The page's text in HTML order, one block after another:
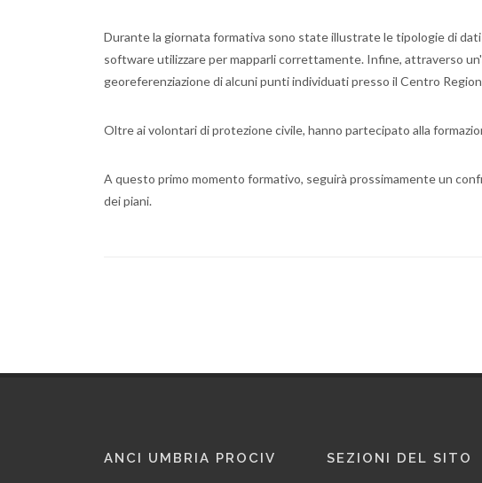
Durante la giornata formativa sono state illustrate le tipologie di
software utilizzare per mapparli correttamente. Infine, attraverso
georeferenziazione di alcuni punti individuati presso il Centro
Oltre ai volontari di protezione civile, hanno partecipato alla
A questo primo momento formativo, seguirà prossimamente un
dei piani.
ANCI UMBRIA PROCIV SEZIONI DEL SITO